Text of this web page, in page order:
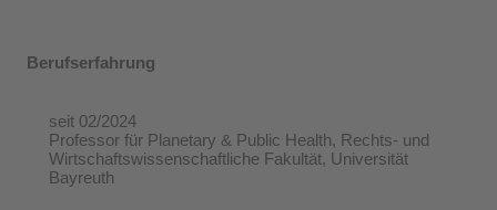
Berufserfahrung
seit 02/2024
Professor für Planetary & Public Health, Rechts- und
Wirtschaftswissenschaftliche Fakultät, Universität
Bayreuth